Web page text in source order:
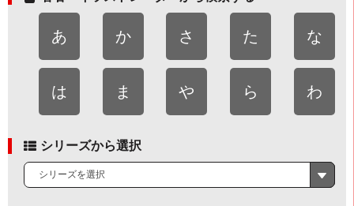
あ か さ た な
は ま や ら わ
シリーズから選択
シリーズを選択